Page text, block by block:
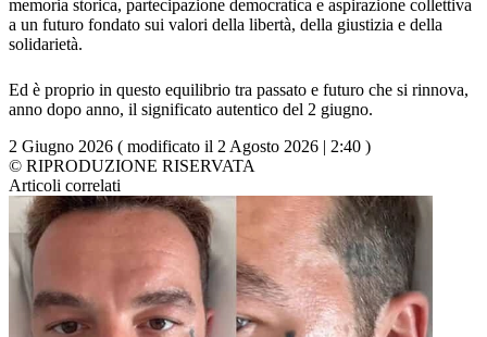
memoria storica, partecipazione democratica e aspirazione collettiva
a un futuro fondato sui valori della libertà, della giustizia e della
solidarietà.
Ed è proprio in questo equilibrio tra passato e futuro che si rinnova,
anno dopo anno, il significato autentico del 2 giugno.
2 Giugno 2026 ( modificato il 2 Agosto 2026 | 2:40 )
© RIPRODUZIONE RISERVATA
Articoli correlati